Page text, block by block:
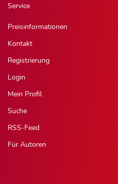
Service
Preisinformationen
Kontakt
Registrierung
Login
Mein Profil
Suche
RSS-Feed
Für Autoren